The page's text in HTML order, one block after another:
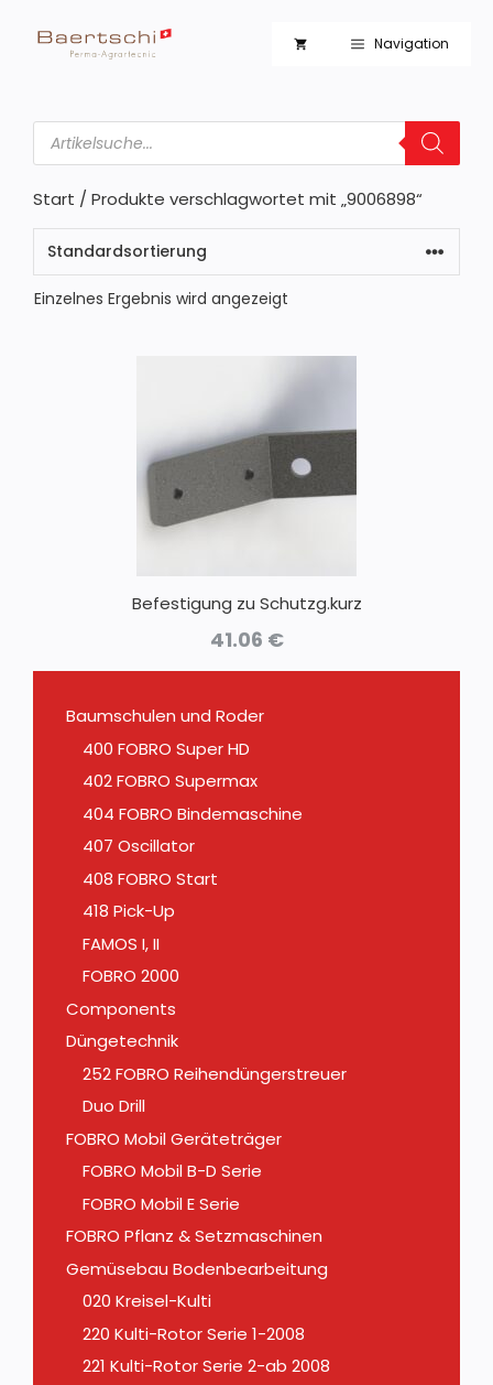
Inhalt
Navigation
Products
search
Start / Produkte verschlagwortet mit „9006898“
Einzelnes Ergebnis wird angezeigt
Befestigung zu Schutzg.kurz
41.06 €
Baumschulen und Roder
400 FOBRO Super HD
402 FOBRO Supermax
404 FOBRO Bindemaschine
407 Oscillator
408 FOBRO Start
418 Pick-Up
FAMOS I, II
FOBRO 2000
Components
Düngetechnik
252 FOBRO Reihendüngerstreuer
Duo Drill
FOBRO Mobil Geräteträger
FOBRO Mobil B-D Serie
FOBRO Mobil E Serie
FOBRO Pflanz & Setzmaschinen
Gemüsebau Bodenbearbeitung
020 Kreisel-Kulti
220 Kulti-Rotor Serie 1-2008
221 Kulti-Rotor Serie 2-ab 2008